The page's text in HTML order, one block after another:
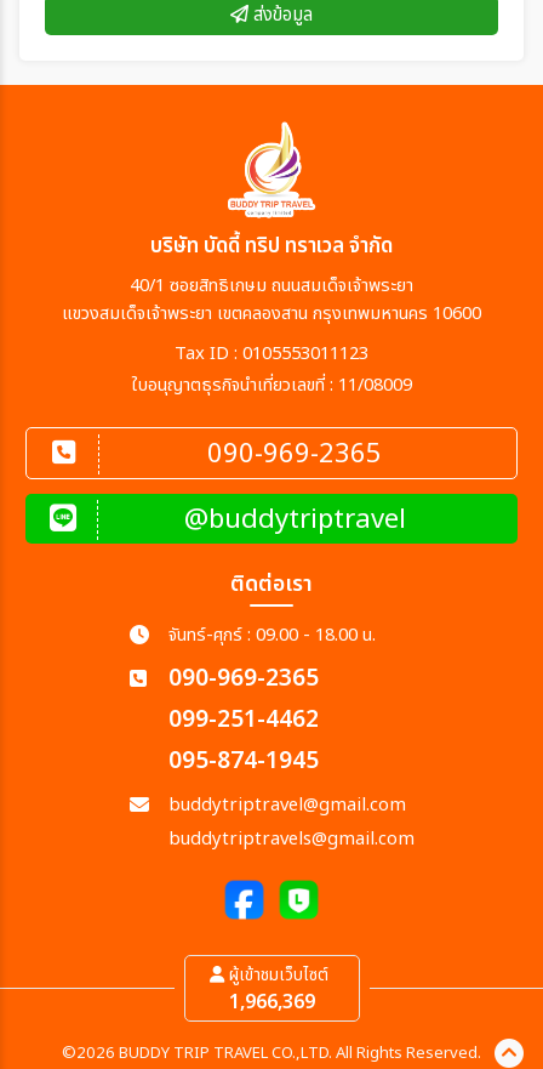
ส่งข้อมูล
บริษัท บัดดี้ ทริป ทราเวล จำกัด
40/1 ซอยสิทธิเกษม ถนนสมเด็จเจ้าพระยา
แขวงสมเด็จเจ้าพระยา เขตคลองสาน กรุงเทพมหานคร 10600
Tax ID : 0105553011123
ใบอนุญาตธุรกิจนำเที่ยวเลขที่ : 11/08009
090-969-2365
@buddytriptravel
ติดต่อเรา
จันทร์-ศุกร์ : 09.00 - 18.00 น.
090-969-2365
099-251-4462
095-874-1945
buddytriptravel@gmail.com
buddytriptravels@gmail.com
ผู้เข้าชมเว็บไซต์
1,966,369
©2026 BUDDY TRIP TRAVEL CO.,LTD. All Rights Reserved.